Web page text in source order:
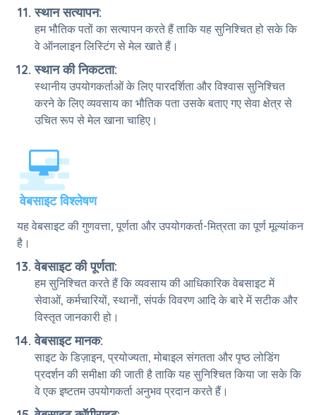
स्थान सत्यापन:
हम भौतिक पतों का सत्यापन करते हैं ताकि यह सुनिश्चित हो सके कि
वे ऑनलाइन लिस्टिंग से मेल खाते हैं।
स्थान की निकटता:
स्थानीय उपयोगकर्ताओं के लिए पारदर्शिता और विश्वास सुनिश्चित
करने के लिए व्यवसाय का भौतिक पता उसके बताए गए सेवा क्षेत्र से
उचित रूप से मेल खाना चाहिए।
वेबसाइट विश्लेषण
यह वेबसाइट की गुणवत्ता, पूर्णता और उपयोगकर्ता-मित्रता का पूर्ण मूल्यांकन
है।
वेबसाइट की पूर्णता:
हम सुनिश्चित करते हैं कि व्यवसाय की आधिकारिक वेबसाइट में
सेवाओं, कर्मचारियों, स्थानों, संपर्क विवरण आदि के बारे में सटीक और
विस्तृत जानकारी हो।
वेबसाइट मानक:
साइट के डिज़ाइन, प्रयोज्यता, मोबाइल संगतता और पृष्ठ लोडिंग
प्रदर्शन की समीक्षा की जाती है ताकि यह सुनिश्चित किया जा सके कि
वे एक इष्टतम उपयोगकर्ता अनुभव प्रदान करते हैं।